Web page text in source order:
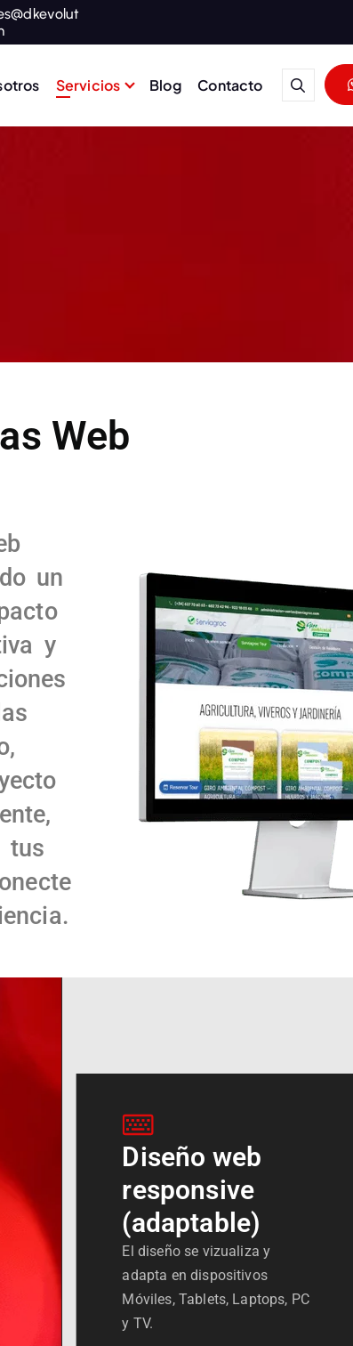
Servicios Blog Contacto
Web
un
y
tus
Diseño web
responsive
(adaptable)
El diseño se vizualiza y
adapta en dispositivos
Móviles, Tablets, Laptops, PC
y TV.